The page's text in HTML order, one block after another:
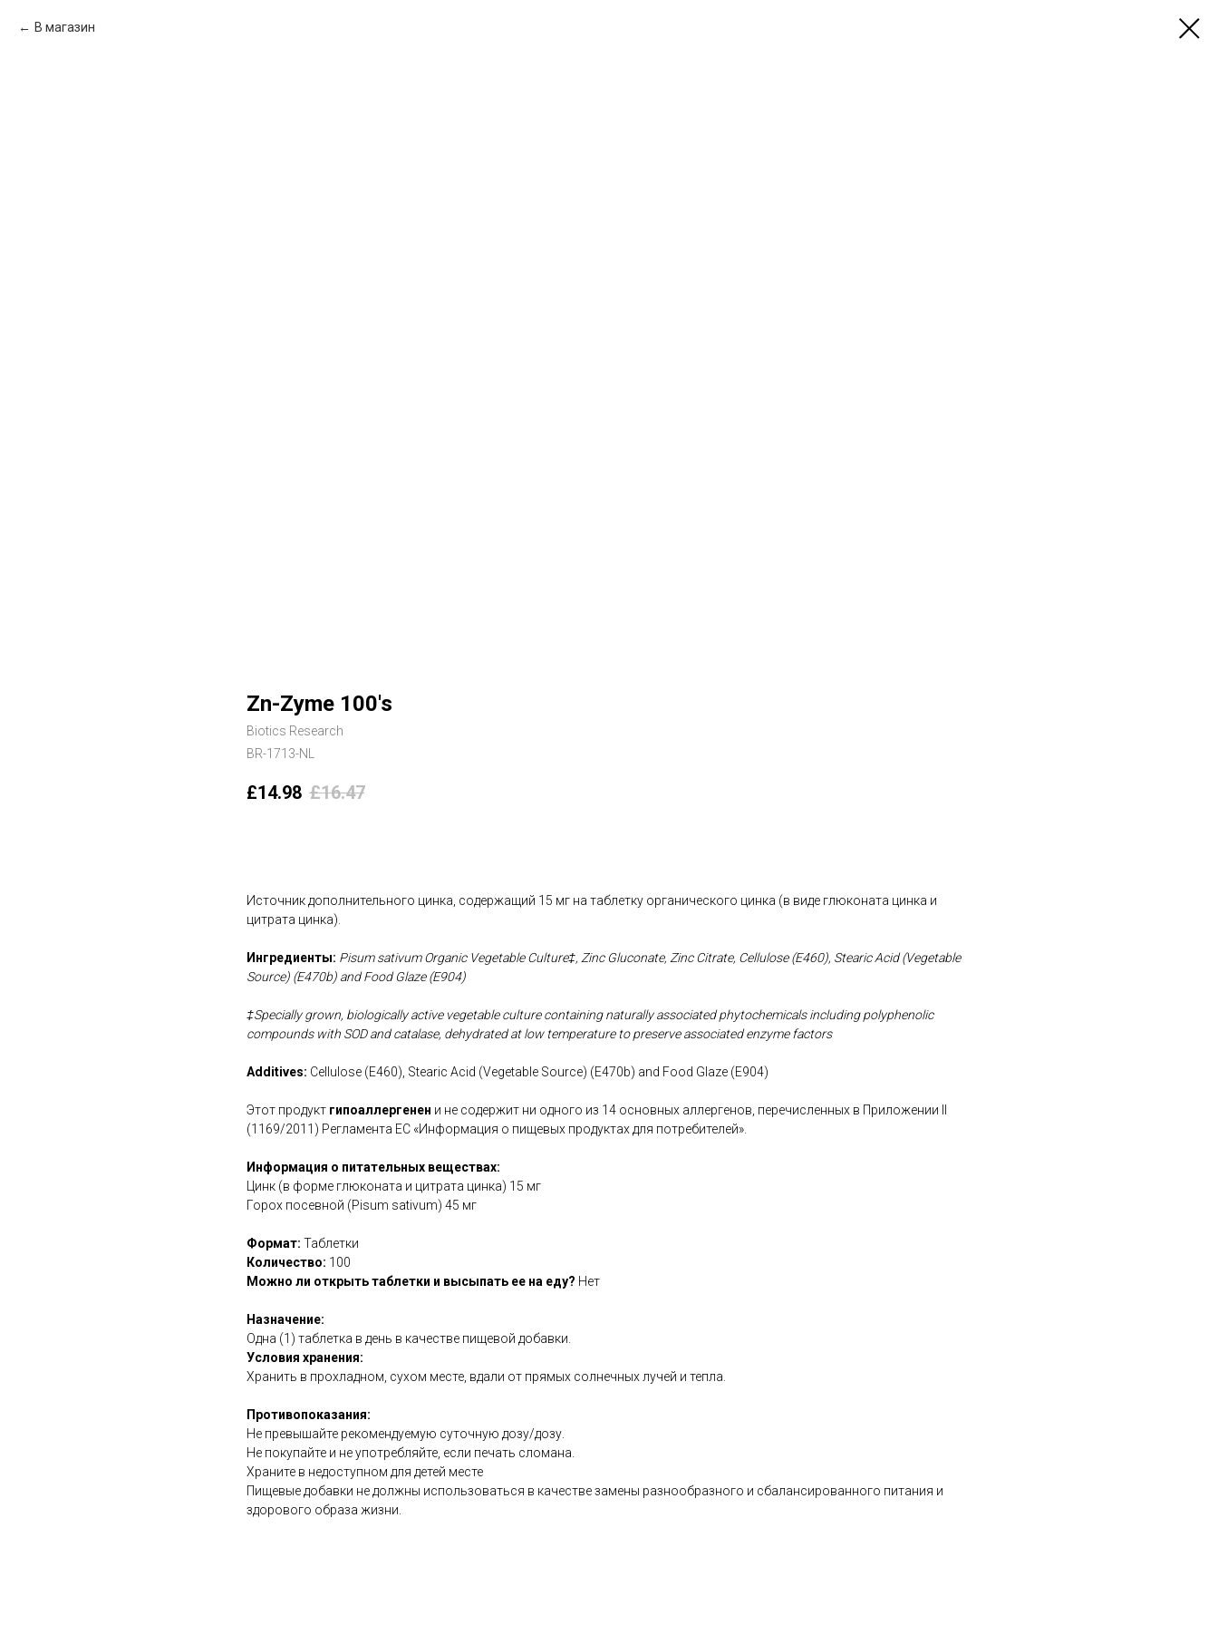
В магазин
Zn-Zyme 100's
Biotics Research
BR-1713-NL
£14.98 £16.47
Источник дополнительного цинка, содержащий 15 мг на таблетку органического цинка (в виде глюконата цинка и
цитрата цинка).
Ингредиенты: Pisum sativum Organic Vegetable Culture‡, Zinc Gluconate, Zinc Citrate, Cellulose (E460), Stearic Acid (Vegetable
Source) (E470b) and Food Glaze (E904)
‡Specially grown, biologically active vegetable culture containing naturally associated phytochemicals including polyphenolic
compounds with SOD and catalase, dehydrated at low temperature to preserve associated enzyme factors
Additives: Cellulose (E460), Stearic Acid (Vegetable Source) (E470b) and Food Glaze (E904)
Этот продукт гипоаллергенен и не содержит ни одного из 14 основных аллергенов, перечисленных в Приложении II
(1169/2011) Регламента ЕС «Информация о пищевых продуктах для потребителей».
Информация о питательных веществах:
Цинк (в форме глюконата и цитрата цинка) 15 мг
Горох посевной (Pisum sativum) 45 мг
Формат: Таблетки
Количество: 100
Можно ли открыть таблетки и высыпать ее на еду? Нет
Назначение:
Одна (1) таблетка в день в качестве пищевой добавки.
Условия хранения:
Хранить в прохладном, сухом месте, вдали от прямых солнечных лучей и тепла.
Противопоказания:
Не превышайте рекомендуемую суточную дозу/дозу.
Не покупайте и не употребляйте, если печать сломана.
Храните в недоступном для детей месте
Пищевые добавки не должны использоваться в качестве замены разнообразного и сбалансированного питания и
здорового образа жизни.